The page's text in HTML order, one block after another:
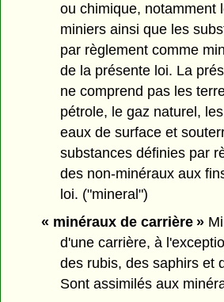
ou chimique, notamment
miniers ainsi que les
par règlement comme
de la présente loi. La
ne comprend pas les
pétrole, le gaz naturel,
eaux de surface et
substances définies par
des non-minéraux aux
loi. ("mineral")
« minéraux de carrière »
d'une carrière, à
des rubis, des saphirs et
Sont assimilés aux